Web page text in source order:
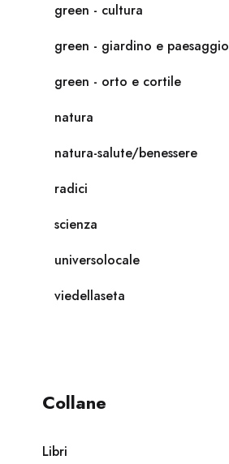
green - cultura
green - giardino e paesaggio
green - orto e cortile
natura
natura-salute/benessere
radici
scienza
universolocale
viedellaseta
Collane
Libri